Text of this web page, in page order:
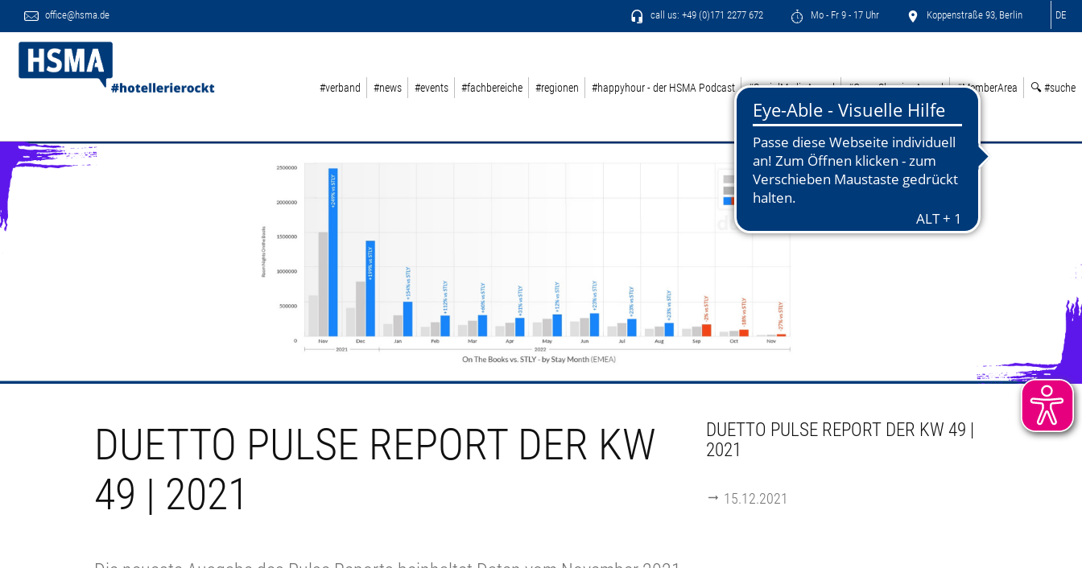
office@hsma.de call us: +49 (0)171 2277 672 Mo - Fr 9 - 17 Uhr Koppenstraße 93, Berlin DE
#verband #news #events #fachbereiche #regionen #happyhour - der HSMA Podcast #SocialMediaAward #GreenSleepingAward #MemberArea 🔍 #suche
DUETTO PULSE REPORT DER KW
49 | 2021
DUETTO PULSE REPORT DER KW 49 |
2021
15.12.2021